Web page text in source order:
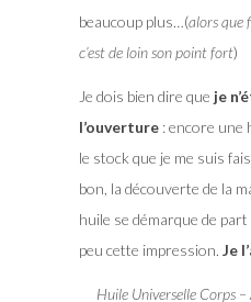
beaucoup plus…(alors que
c’est de loin son point fort)
Je dois bien dire que je
l’ouverture: encore une
le stock que je me suis
bon, la découverte de la
huile se démarque de
peu cette impression. Je
Huile Universelle Corps